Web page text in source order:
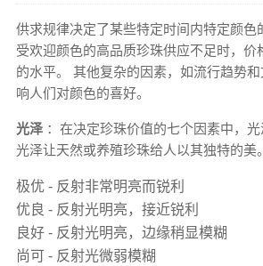
供求规律决定了某些特定时间内特定颜色
受欢迎颜色的高品质珍珠供应不足时，价
的水平。 其他复杂的因素，如流行趋势
响人们对颜色的喜好。
光泽 ：在决定珍珠价值的七个因素中，光
光泽让天然或养殖珍珠给人以其独特的美。
极优 - 反射非常明亮而锐利
优良 - 反射光明亮，接近锐利
良好 - 反射光明亮，边缘稍显模糊
尚可 - 反射光微弱模糊